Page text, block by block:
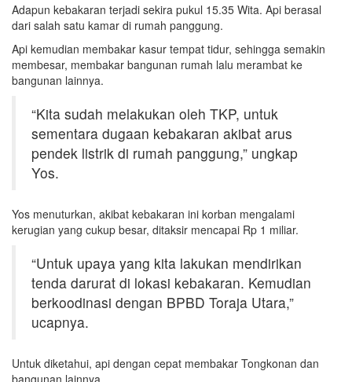
Adapun kebakaran terjadi sekira pukul 15.35 Wita. Api berasal
dari salah satu kamar di rumah panggung.
Api kemudian membakar kasur tempat tidur, sehingga semakin
membesar, membakar bangunan rumah lalu merambat ke
bangunan lainnya.
“Kita sudah melakukan oleh TKP, untuk
sementara dugaan kebakaran akibat arus
pendek listrik di rumah panggung,” ungkap
Yos.
Yos menuturkan, akibat kebakaran ini korban mengalami
kerugian yang cukup besar, ditaksir mencapai Rp 1 miliar.
“Untuk upaya yang kita lakukan mendirikan
tenda darurat di lokasi kebakaran. Kemudian
berkoodinasi dengan BPBD Toraja Utara,”
ucapnya.
Untuk diketahui, api dengan cepat membakar Tongkonan dan
bangunan lainnya.